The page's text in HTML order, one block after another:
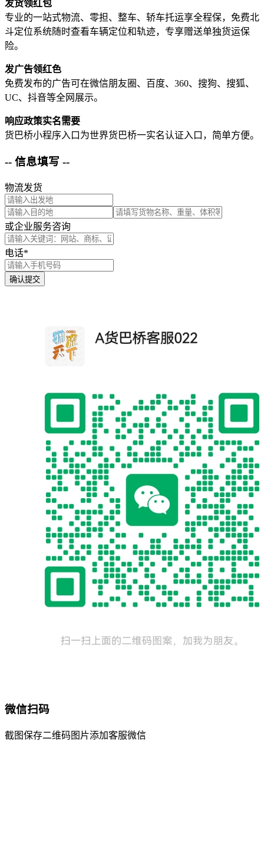
发货领红包
专业的一站式物流、零担、整车、轿车托运享全程保，免费北
斗定位系统随时查看车辆定位和轨迹，专享赠送单独货运保
险。
发广告领红色
免费发布的广告可在微信朋友圈、百度、360、搜狗、搜狐、
UC、抖音等全网展示。
响应政策实名需要
货巴桥小程序入口为世界货巴桥一实名认证入口，简单方便。
-- 信息填写 --
物流发货
或企业服务咨询
电话*
确认提交
微信扫码
截图保存二维码图片添加客服微信